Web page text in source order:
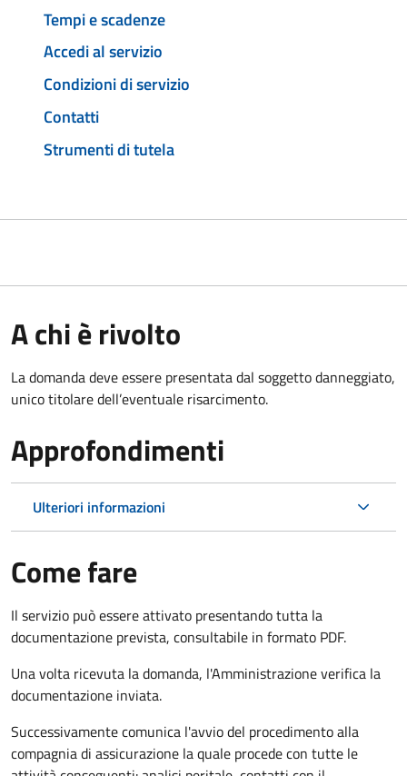
Tempi e scadenze
Accedi al servizio
Condizioni di servizio
Contatti
Strumenti di tutela
A chi è rivolto
La domanda deve essere presentata dal soggetto danneggiato,
unico titolare dell’eventuale risarcimento.
Approfondimenti
Ulteriori informazioni
Come fare
Il servizio può essere attivato presentando tutta la
documentazione prevista, consultabile in formato PDF.
Una volta ricevuta la domanda, l'Amministrazione verifica la
documentazione inviata.
Successivamente comunica l'avvio del procedimento alla
compagnia di assicurazione la quale procede con tutte le